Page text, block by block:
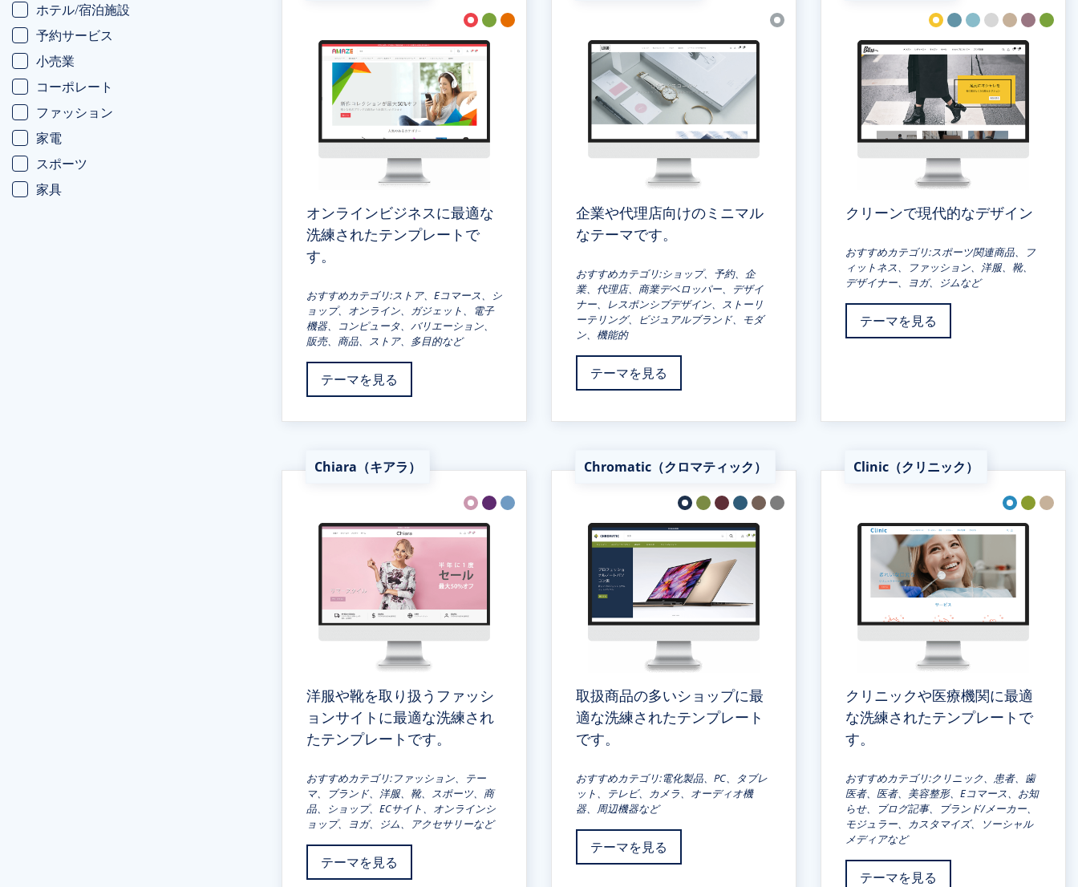
ホテル/宿泊施設
予約サービス
小売業
コーポレート
ファッション
家電
スポーツ
家具
オンラインビジネスに最適な
洗練されたテンプレートで
す。
おすすめカテゴリ:ストア、Eコマース、シ
ョップ、オンライン、ガジェット、電子
機器、コンピュータ、バリエーション、
販売、商品、ストア、多目的など
テーマを見る
企業や代理店向けのミニマル
なテーマです。
おすすめカテゴリ:ショップ、予約、企
業、代理店、商業デベロッパー、デザイ
ナー、レスポンシブデザイン、ストーリ
ーテリング、ビジュアルブランド、モダ
ン、機能的
テーマを見る
クリーンで現代的なデザイン
おすすめカテゴリ:スポーツ関連商品、フ
ィットネス、ファッション、洋服、靴、
デザイナー、ヨガ、ジムなど
テーマを見る
Chiara（キアラ）
洋服や靴を取り扱うファッシ
ョンサイトに最適な洗練され
たテンプレートです。
おすすめカテゴリ:ファッション、テー
マ、ブランド、洋服、靴、スポーツ、商
品、ショップ、ECサイト、オンラインシ
ョップ、ヨガ、ジム、アクセサリーなど
テーマを見る
Chromatic（クロマティック）
取扱商品の多いショップに最
適な洗練されたテンプレート
です。
おすすめカテゴリ:電化製品、PC、タブレ
ット、テレビ、カメラ、オーディオ機
器、周辺機器など
テーマを見る
Clinic（クリニック）
クリニックや医療機関に最適
な洗練されたテンプレートで
す。
おすすめカテゴリ:クリニック、患者、歯
医者、医者、美容整形、Eコマース、お知
らせ、ブログ記事、ブランド/メーカー、
モジュラー、カスタマイズ、ソーシャル
メディアなど
テーマを見る